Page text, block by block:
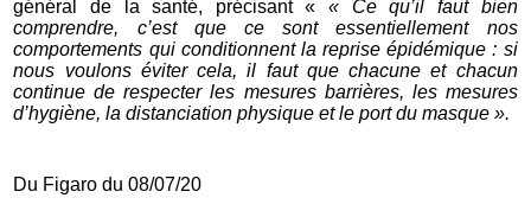
général de la santé, précisant «« Ce qu’il faut bien
comprendre, c’est que ce sont essentiellement nos
comportements qui conditionnent la reprise épidémique : si
nous voulons éviter cela, il faut que chacune et chacun
continue de respecter les mesures barrières, les mesures
d’hygiène, la distanciation physique et le port du masque ».
Du Figaro du 08/07/20